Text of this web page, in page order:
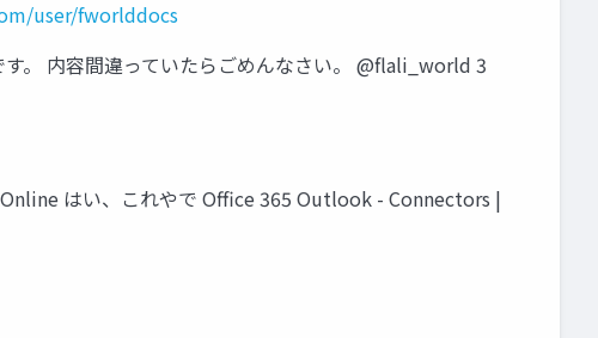
user/fworlddocs
。 内容間違っていたらごめんなさい。 @flali_world 3
はい、これやで Office 365 Outlook - Connectors |